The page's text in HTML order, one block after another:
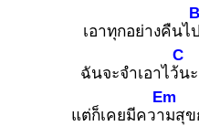
เอาทุกอย่างคืนไ
ฉันจะจำเอาไว้น
C
แต่ก็เคยมีความ
Em
สุข